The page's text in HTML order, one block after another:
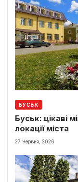
БУСЬК
Буськ: цікаві
локації міста
27 Червня, 2026